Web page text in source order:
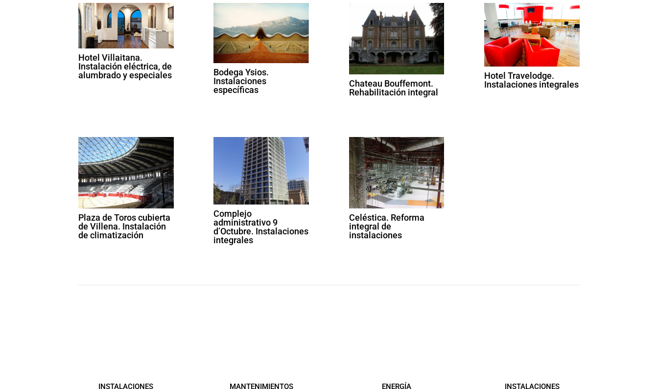
Hotel Villaitana.
Instalación eléctrica, de
alumbrado y especiales
Bodega Ysios.
Instalaciones
específicas
Chateau Bouffemont.
Rehabilitación integral
Hotel Travelodge.
Instalaciones integrales
Plaza de Toros cubierta
de Villena. Instalación
de climatización
Complejo
administrativo 9
d’Octubre. Instalaciones
integrales
Celéstica. Reforma
integral de
instalaciones
INSTALACIONES MANTENIMIENTOS ENERGÍA INSTALACIONES